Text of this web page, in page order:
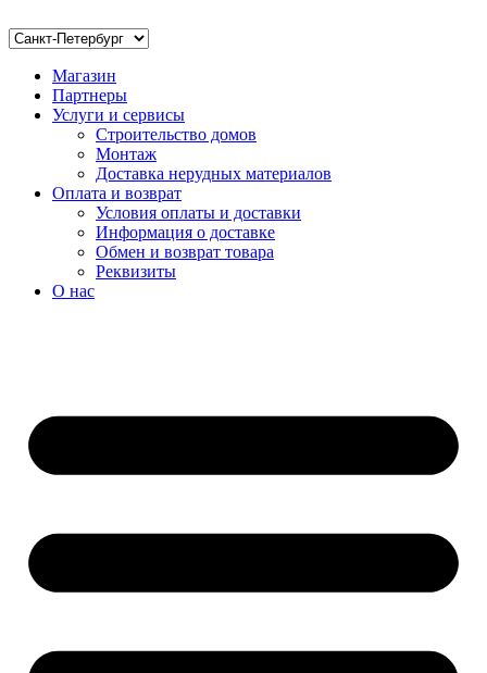
Магазин
Партнеры
Услуги и сервисы
Строительство домов
Монтаж
Доставка нерудных материалов
Оплата и возврат
Условия оплаты и доставки
Информация о доставке
Обмен и возврат товара
Реквизиты
О нас